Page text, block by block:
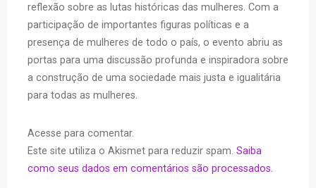
reflexão sobre as lutas históricas das mulheres. Com a
participação de importantes figuras políticas e a
presença de mulheres de todo o país, o evento abriu as
portas para uma discussão profunda e inspiradora sobre
a construção de uma sociedade mais justa e igualitária
para todas as mulheres.
Acesse para comentar.
Este site utiliza o Akismet para reduzir spam. Saiba
como seus dados em comentários são processados.